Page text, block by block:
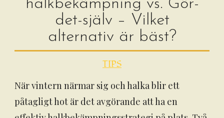
halkbekämpning vs. Gör-
det-själv – Vilket
alternativ är bäst?
TIPS
När vintern närmar sig och halka blir ett
påtagligt hot är det avgörande att ha en